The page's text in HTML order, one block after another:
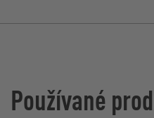
Používané